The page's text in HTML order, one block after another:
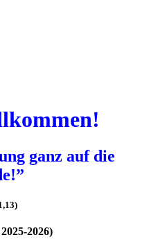
ganz auf die
2026)